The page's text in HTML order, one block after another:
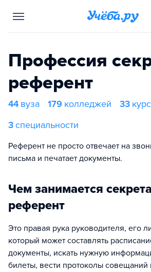
Профессия
референт
44 вуза 179 колледжей 33
3специальности
Референт не просто отвечает на
письма и печатает документы.
Чем занимается
референт
Это правая рука руководителя, его
который может составлять
документы, искать нужную
билеты, вести протоколы совещаний